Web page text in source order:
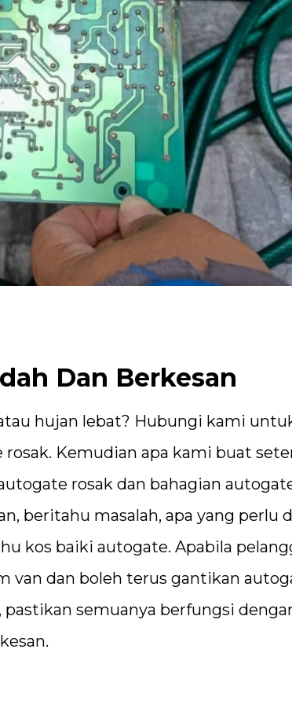
Dan Berkesan
hujan lebat? Hubungi kami
Kemudian apa kami buat
rosak dan bahagian
beritahu masalah, apa yang perlu
kos baiki autogate. Apabila
van dan boleh terus gantikan
semuanya berfungsi